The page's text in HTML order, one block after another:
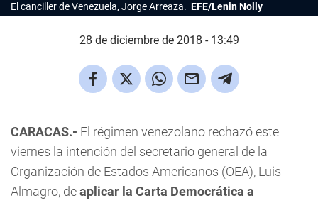
El canciller de Venezuela, Jorge Arreaza. EFE/Lenin Nolly
28 de diciembre de 2018 - 13:49
CARACAS.- El régimen venezolano rechazó este
viernes la intención del secretario general de la
Organización de Estados Americanos (OEA), Luis
Almagro, deaplicar la Carta Democrática a